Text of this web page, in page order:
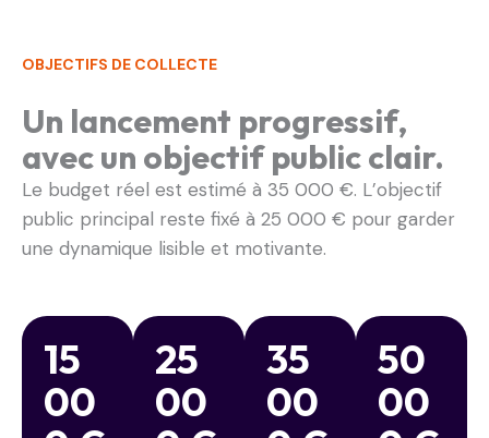
OBJECTIFS DE COLLECTE
Un lancement progressif,
avec un objectif public clair.
Le budget réel est estimé à 35 000 €. L’objectif
public principal reste fixé à 25 000 € pour garder
une dynamique lisible et motivante.
15
00
25
00
35
00
50
00